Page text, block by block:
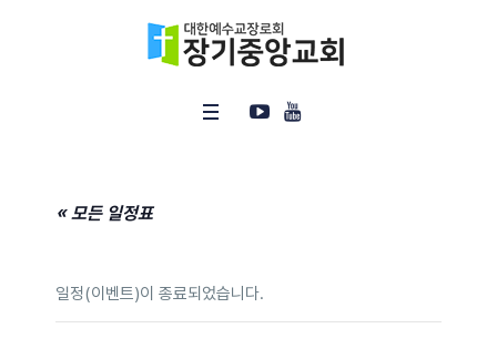
« 모든 일정표
일정(이벤트)이 종료되었습니다.